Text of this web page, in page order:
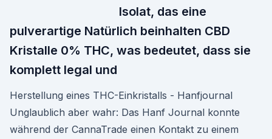
Isolat, das eine
pulverartige Natürlich beinhalten CBD
Kristalle 0% THC, was bedeutet, dass sie
komplett legal und
Herstellung eines THC-Einkristalls - Hanfjournal
Unglaublich aber wahr: Das Hanf Journal konnte
während der CannaTrade einen Kontakt zu einem